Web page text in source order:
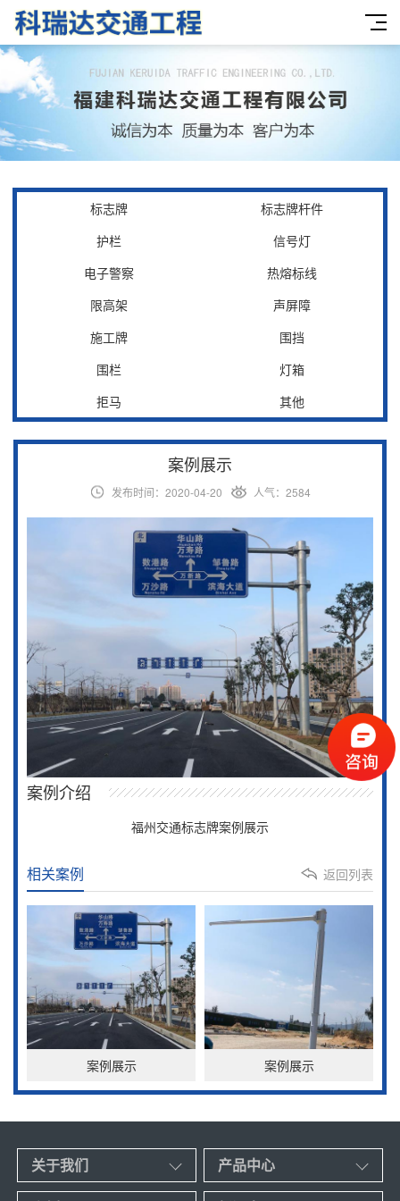
标志牌
标志牌杆件
护栏
信号灯
电子警察
热熔标线
限高架
声屏障
施工牌
围挡
围栏
灯箱
拒马
其他
案例展示
发布时间：2020-04-20 人气：2584
案例介绍
福州交通标志牌案例展示
返回列表
相关案例
案例展示 案例展示
关于我们 产品中心